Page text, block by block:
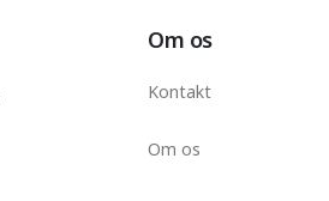
Om os
Kontakt
Om os